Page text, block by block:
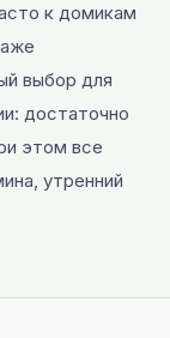
к домикам
выбор для
достаточно
этом все
утренний